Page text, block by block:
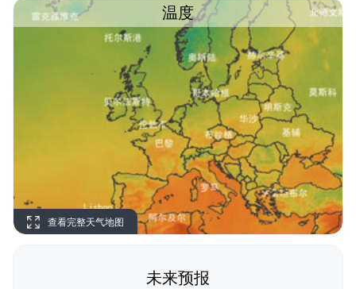
温度
查看完整天气地图
未来预报